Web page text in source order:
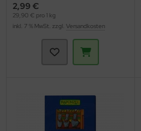
2,99 €
29,90 € pro 1 kg
inkl. 7 % MwSt. zzgl. Versandkosten